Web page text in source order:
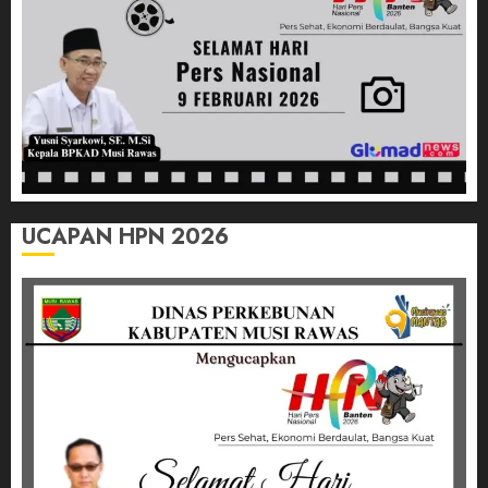
12/12/2025
0
UCAPAN HPN 2026